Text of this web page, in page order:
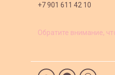
+7 901 611 42 10
Обратите внимание,